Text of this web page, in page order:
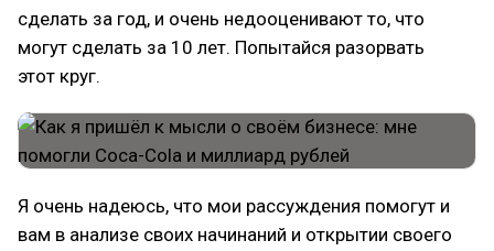
сделать за год, и очень недооценивают то, что
могут сделать за 10 лет. Попытайся разорвать
этот круг.
Я очень надеюсь, что мои рассуждения помогут и
вам в анализе своих начинаний и открытии своего